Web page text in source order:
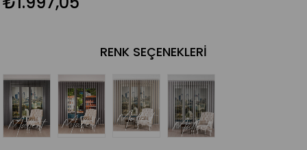
RENK SEÇENEKLERI